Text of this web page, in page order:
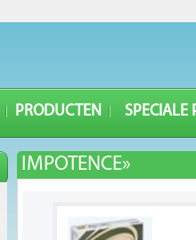
PRODUCTEN SPECIALE
IMPOTENCE»